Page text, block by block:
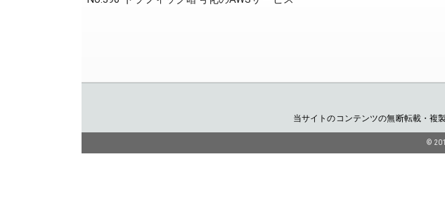
当サイトのコンテンツの無断転載・複
©